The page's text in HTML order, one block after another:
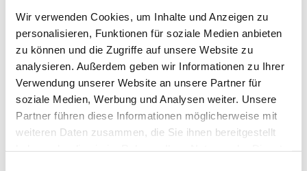
Wir verwenden Cookies, um Inhalte und Anzeigen zu
personalisieren, Funktionen für soziale Medien anbieten
zu können und die Zugriffe auf unsere Website zu
analysieren. Außerdem geben wir Informationen zu Ihrer
Verwendung unserer Website an unsere Partner für
soziale Medien, Werbung und Analysen weiter. Unsere
Partner führen diese Informationen möglicherweise mit
weiteren Daten zusammen, die Sie ihnen bereitgestellt
Anreise*
Nächte
Erwachsene
Kinder
Alter Kind 1
Alter Kind 2
Alter Kind 3
* Plichtfeld